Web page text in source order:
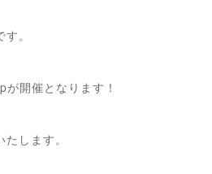
。
開催となります！
します。